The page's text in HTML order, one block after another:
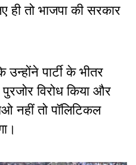
तो भाजपा की सरकार
पार्टी के भीतर
विरोध किया और
नहीं तो पॉलिटिकल